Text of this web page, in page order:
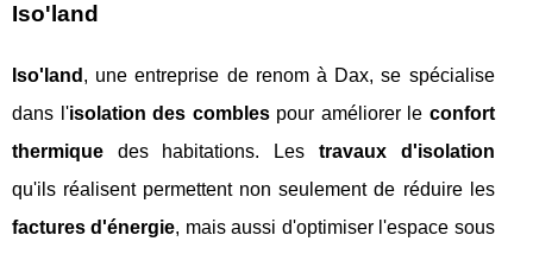
Iso'land
Iso'land , une entreprise de renom à Dax, se spécialise
dans l'isolation des comblespour améliorer le confort
thermique des habitations. Les travaux d'isolation
qu'ils réalisent permettent non seulement de réduire les
factures d'énergie, mais aussi d'optimiser l'espace sous